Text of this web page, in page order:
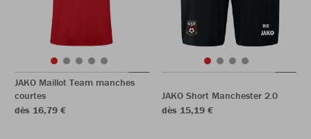
JAKO Maillot Team manches
courtes
dès 16,79 €
JAKO Short Manchester 2.0
dès 15,19 €